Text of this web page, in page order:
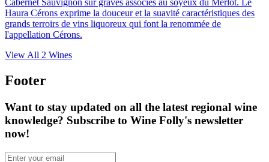
Cabernet Sauvignon sur graves associés au soyeux du Merlot. Le
Haura Cérons exprime la douceur et la suavité caractéristiques des
grands terroirs de vins liquoreux qui font la renommée de
l'appellation Cérons.
View All 2 Wines
Footer
Want to stay updated on all the latest regional wine
knowledge? Subscribe to Wine Folly's newsletter
now!